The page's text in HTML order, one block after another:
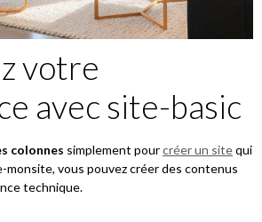
votre
avec site-basic
colonnes simplement pourcréer un sitequi
monsite, vous pouvez créer des contenus
technique.